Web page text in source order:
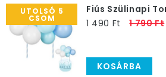
UTOLSÓ 5
CSOM
Fiús Szülinapi
1 490 Ft
1 790 Ft
KOSÁRBA